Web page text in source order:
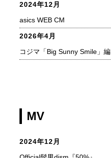
2024年12月
asics WEB CM
2026年4月
コジマ「Big Sunny Smile」編
MV
2024年12月